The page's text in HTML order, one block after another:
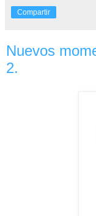
Compartir
Nuevos
2.